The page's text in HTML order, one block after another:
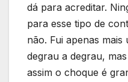
dá para acreditar.
para esse tipo de
não. Fui apenas
degrau a degrau,
assim o choque é